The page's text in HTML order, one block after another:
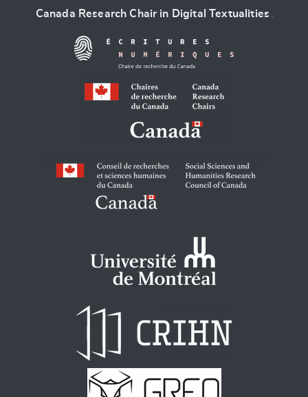
Canada Research Chair in Digital Textualities